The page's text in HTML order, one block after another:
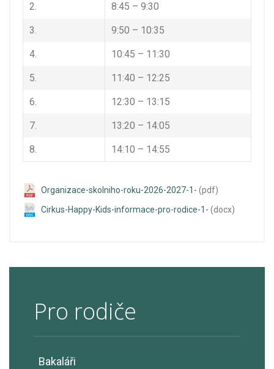
Pro rodiče
Bakaláři
2. 8:45 – 9:30
3. 9:50 – 10:35
4. 10:45 – 11:30
5. 11:40 – 12:25
6. 12:30 – 13:15
7. 13:20 – 14:05
8. 14:10 – 14:55
Organizace-skolniho-roku-2026-2027-1- (pdf)
Cirkus-Happy-Kids-informace-pro-rodice-1- (docx)